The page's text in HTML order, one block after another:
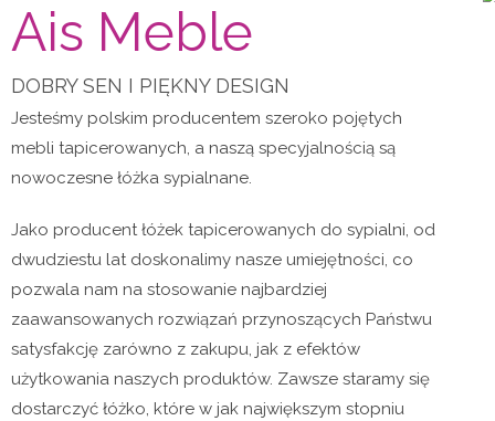
Ais Meble
DOBRY SEN I PIĘKNY DESIGN
Jesteśmy polskim producentem szeroko pojętych
mebli tapicerowanych, a naszą specyjalnością są
nowoczesne łóżka sypialnane.
Jako producent łóżek tapicerowanych do sypialni, od
dwudziestu lat doskonalimy nasze umiejętności, co
pozwala nam na stosowanie najbardziej
zaawansowanych rozwiązań przynoszących Państwu
satysfakcję zarówno z zakupu, jak z efektów
użytkowania naszych produktów. Zawsze staramy się
dostarczyć łóżko, które w jak największym stopniu